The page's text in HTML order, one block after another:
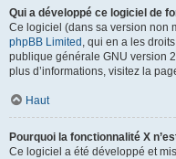
Qui a développé ce logiciel de
Ce logiciel (dans sa version non
phpBB Limited , qui en a les
publique générale GNU version
plus d’informations, visitez la
Haut
Pourquoi la fonctionnalité X
Ce logiciel a été développé et